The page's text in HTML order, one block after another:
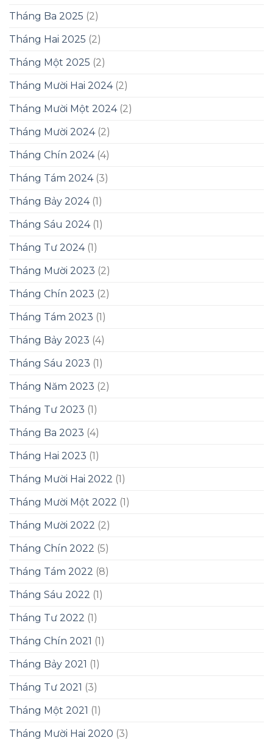
Tháng Ba 2025 (2)
Tháng Hai 2025 (2)
Tháng Một 2025 (2)
Tháng Mười Hai 2024(2)
Tháng Mười Một 2024(2)
Tháng Mười 2024(2)
Tháng Chín 2024(4)
Tháng Tám 2024(3)
Tháng Bảy 2024(1)
Tháng Sáu 2024(1)
Tháng Tư 2024(1)
Tháng Mười 2023 (2)
Tháng Chín 2023 (2)
Tháng Tám 2023 (1)
Tháng Bảy 2023 (4)
Tháng Sáu 2023 (1)
Tháng Năm 2023 (2)
Tháng Tư 2023 (1)
Tháng Ba 2023 (4)
Tháng Hai 2023 (1)
Tháng Mười Hai 2022 (1)
Tháng Mười Một 2022 (1)
Tháng Mười 2022 (2)
Tháng Chín 2022 (5)
Tháng Tám 2022 (8)
Tháng Sáu 2022 (1)
Tháng Tư 2022 (1)
Tháng Chín 2021 (1)
Tháng Bảy 2021 (1)
Tháng Tư 2021 (3)
Tháng Một 2021 (1)
Tháng Mười Hai 2020 (3)